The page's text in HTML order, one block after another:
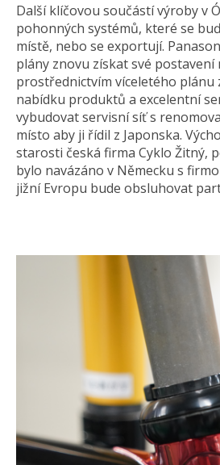
Další klíčovou součástí výroby v
pohonných systémů, které se
místě, nebo se exportují.
plány znovu získat své
prostřednictvím víceletého plánu
nabídku produktů a excelentní
vybudovat servisní síť s
místo aby ji řídil z Japonska.
starosti česká firma Cyklo Žitný,
bylo navázáno v Německu s
jižní Evropu bude obsluhovat